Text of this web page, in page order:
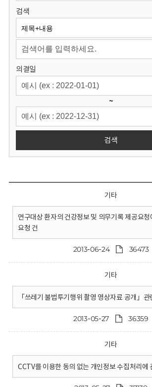
원
회
검색
의결일
~
검색
기타
연구대상 환자의 건강정보 및 의무기록 제공요청
요청 건
2013-06-24 36473
기타
「쓰레기 불법투기행위 촬영 영상자료 공개」관
2013-05-27 36359
기타
CCTV를 이용한 동의 없는 개인정보 수집처리에